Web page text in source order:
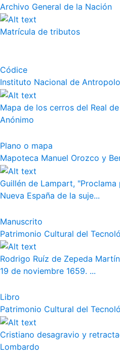
Archivo General de la Nación
Matrícula de tributos
Códice
Instituto Nacional de
Mapa de los cerros del Real
Anónimo
Plano o mapa
Mapoteca Manuel Orozco y
Guillén de Lampart,
Nueva España de la suje...
Manuscrito
Patrimonio Cultural del
Rodrigo Ruíz de Zepeda
19 de noviembre 1659. ...
Libro
Patrimonio Cultural del
Cristiano desagravio y
Lombardo